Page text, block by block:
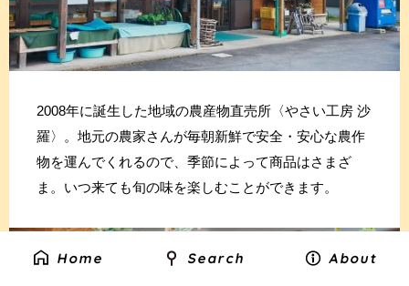
2008年に誕生した地域の農産物直売所〈やさい工房 沙
羅〉。地元の農家さんが毎朝新鮮で安全・安心な農作
物を運んでくれるので、季節によって商品はさまざ
ま。いつ来ても旬の味を楽しむことができます。
Home Search About